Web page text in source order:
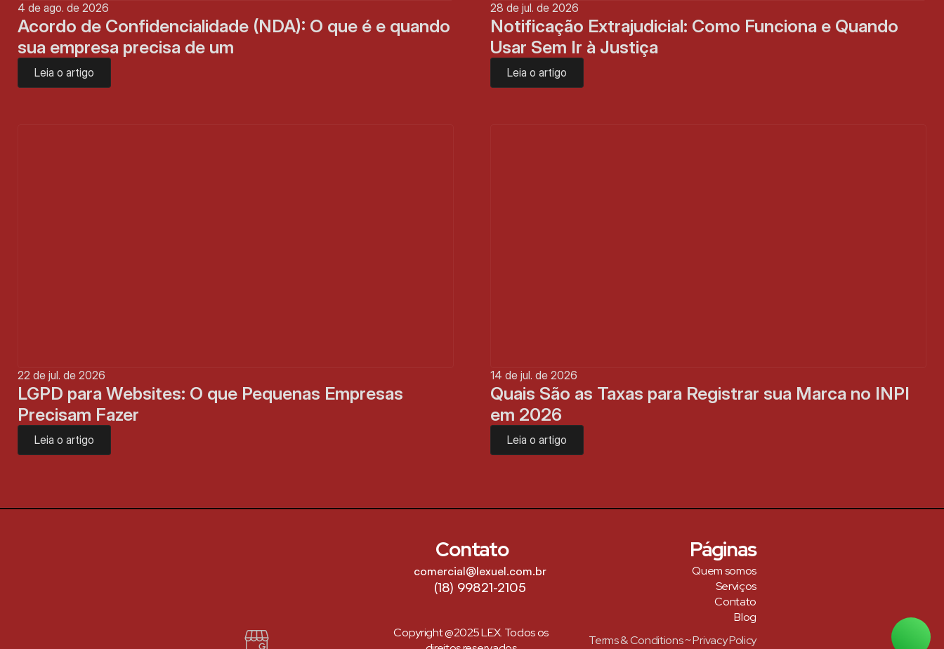
4 de ago. de 2026
Acordo de Confidencialidade (NDA): O que é e quando
sua empresa precisa de um
Leia o artigo
28 de jul. de 2026
Notificação Extrajudicial: Como Funciona e Quando
Usar Sem Ir à Justiça
Leia o artigo
22 de jul. de 2026
LGPD para Websites: O que Pequenas Empresas
Precisam Fazer
Leia o artigo
14 de jul. de 2026
Quais São as Taxas para Registrar sua Marca no INPI
em 2026
Leia o artigo
Contato
comercial@lexuel.com.br
(18) 99821-2105
Páginas
Quem somos
Serviços
Contato
Blog
Copyright @2025 LEX. Todos os
Terms & Conditions ~ Privacy Policy